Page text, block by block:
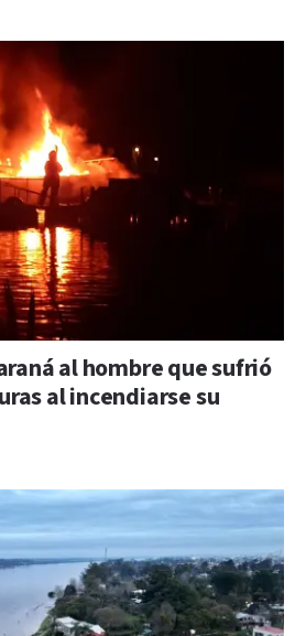
al hombre que sufrió
al incendiarse su